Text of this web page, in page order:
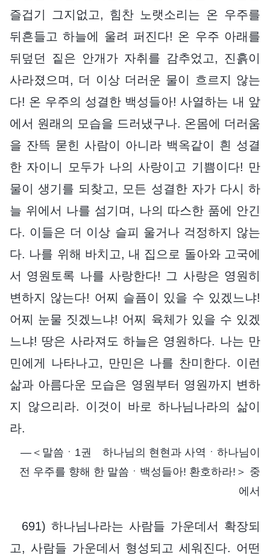
즐겁기 그지없고, 힘찬 노랫소리는 온 우주를
뒤흔들고 하늘에 울려 퍼진다! 온 우주 아래를
뒤덮던 짙은 안개가 자취를 감추었고, 진흙이
사라졌으며, 더 이상 더러운 물이 흐르지 않는
다! 온 우주의 성결한 백성들아! 사열하는 내 앞
에서 원래의 모습을 드러냈구나. 온몸에 더러움
을 잔뜩 묻힌 사람이 아니라 백옥같이 흰 성결
한 자이니 모두가 나의 사랑이고 기쁨이다! 만
물이 생기를 되찾고, 모든 성결한 자가 다시 하
늘 위에서 나를 섬기며, 나의 따스한 품에 안긴
다. 이들은 더 이상 슬피 울거나 걱정하지 않는
다. 나를 위해 바치고, 내 집으로 돌아와 고국에
서 영원토록 나를 사랑한다! 그 사랑은 영원히
변하지 않는다! 어찌 슬픔이 있을 수 있겠느냐!
어찌 눈물 짓겠느냐! 어찌 육체가 있을 수 있겠
느냐! 땅은 사라져도 하늘은 영원하다. 나는 만
민에게 나타나고, 만민은 나를 찬미한다. 이런
삶과 아름다운 모습은 영원부터 영원까지 변하
지 않으리라. 이것이 바로 하나님나라의 삶이
라.
―＜말씀ㆍ1권 하나님의 현현과 사역ㆍ하나님이
전 우주를 향해 한 말씀ㆍ백성들아! 환호하라!＞ 중
에서
691) 하나님나라는 사람들 가운데서 확장되
고, 사람들 가운데서 형성되고 세워진다. 어떤